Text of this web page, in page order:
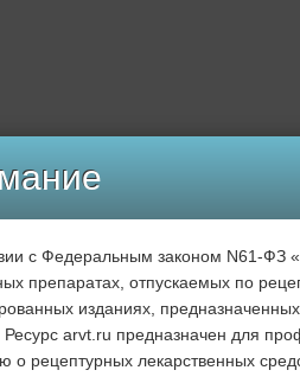
с Федеральным законом N61-
препаратах, отпускаемых по
изданиях,
Ресурс arvt.ru предназначен для
о рецептурных лекарственных